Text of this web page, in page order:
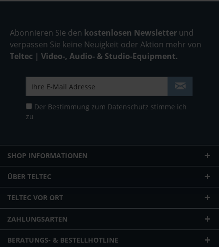
Abonnieren Sie den kostenlosen Newsletter und
verpassen Sie keine Neuigkeit oder Aktion mehr von
Teltec | Video-, Audio- & Studio-Equipment.
Der Bestimmung zum Datenschutz stimme ich
zu
SHOP INFORMATIONEN
ÜBER TELTEC
TELTEC VOR ORT
ZAHLUNGSARTEN
BERATUNGS- & BESTELLHOTLINE